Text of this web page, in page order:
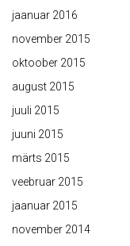
jaanuar 2016
november 2015
oktoober 2015
august 2015
juuli 2015
juuni 2015
märts 2015
veebruar 2015
jaanuar 2015
november 2014